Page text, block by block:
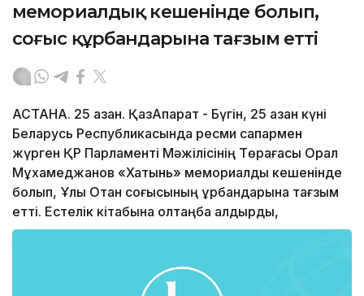
мемориалдық кешенінде болып,
соғыс құрбандарына тағзым етті
АСТАНА. 25 қазан. ҚазАқпарат - Бүгін, 25 қазан күні
Беларусь Республикасында ресми сапармен
жүрген ҚР Парламенті Мәжілісінің Төрағасы Орал
Мұхамеджанов «Хатынь» мемориалдық кешенінде
болып, Ұлы Отан соғысының құрбандарына тағзым
етті. Естелік кітабына қолтаңба қалдырды,